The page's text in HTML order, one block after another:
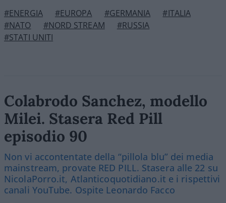
#ENERGIA #EUROPA #GERMANIA
#ITALIA
#NATO
#NORD STREAM
#RUSSIA
#STATI UNITI
Colabrodo Sanchez, modello
Milei. Stasera Red Pill
episodio 90
Non vi accontentate della “pillola blu” dei media
mainstream, provate RED PILL. Stasera alle 22 su
NicolaPorro.it, Atlanticoquotidiano.it e i rispettivi
canali YouTube. Ospite Leonardo Facco